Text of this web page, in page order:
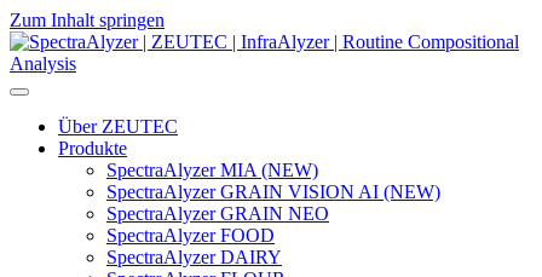
Zum Inhalt springen
Hauptnavigation
Über ZEUTEC
Produkte
SpectraAlyzer MIA (NEW)
SpectraAlyzer GRAIN VISION AI (NEW)
SpectraAlyzer GRAIN NEO
SpectraAlyzer FOOD
SpectraAlyzer DAIRY